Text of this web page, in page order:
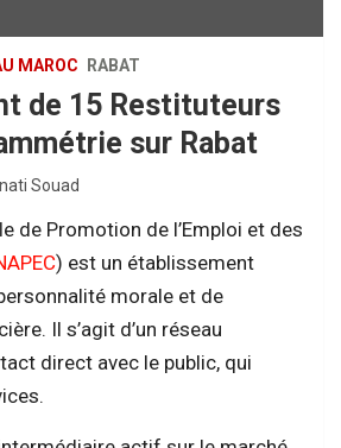
MAROC RABAT
de 15 Restituteurs
sur Rabat
Souad
de Promotion de l’Emploi et des
) est un établissement
morale et de
Il s’agit d’un réseau
direct avec le public, qui